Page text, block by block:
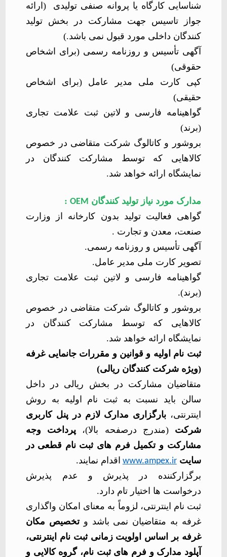
شناسایی کارگاه یا پروانه صنفی تولیدی (ارائه
جواز تاسیس جهت مشارکت در بخش تولید
کنندگان داخلی مورد قبول نمی باشد.)
آگهی تأسیس و روزنامه رسمی (برای اشخاص
حقوقی)
کپی کارت ملی مدیر عامل (برای اشخاص
حقیقی)
گواهینامه فارسی و لاتین ثبت علامت تجاری
(برند)
بروشور و کاتالوگ شرکت متقاضی در خصوص
کالاهایی که توسط مشارکت کنندگان در
نمایشگاه ارائه خواهد شد.
مدارک مورد نیاز تولید کنندگان OEM
:
گواهی فعالیت تولید بدون کارخانه از وزارت
صنعت، معدن و تجارت .
آگهی تأسیس و روزنامه رسمی.
تصویر کارت ملی مدیر عامل.
گواهینامه فارسی و لاتین ثبت علامت تجاری
(برند).
بروشور و کاتالوگ شرکت متقاضی در خصوص
کالاهایی که توسط مشارکت کنندگان در
نمایشگاه ارائه خواهد شد.
ثبت نام اولیه و قوانین و مقررات جانمایی غرفه
(ویژه شرکت کنندگان ریالی)
متقاضیان مشارکت در بخش ریالی در داخل
سالن باید نسبت به ثبت نام اولیه به روش
اینترنتی، بارگزاری مدارک لازم در پنل کاربری
شرکت(مندرج درصفحه بالا)، پرداخت وجه
مشارکت و تکمیل فرم های ثبت نام قطعی در
سایتwww.ampex.ir اقدام نمایند.
برگزارکننده در پذیرش و عدم پذیرش
درخواست ها اختیار تام دارد.
ثبت نام اینترنتی، لزوماً به معنای امکان واگذاری
غرفه به متقاضیان نمی باشد و تخصیص مکان
غرفه بر اساس اولویت زمانی ثبت نام اینترنتی،
آپلود مدارک و فرم های ثبت نام، گروه کالایی و